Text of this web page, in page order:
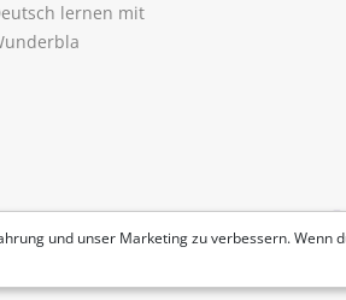
und unser Marketing zu verbessern. Wenn
lernen mit